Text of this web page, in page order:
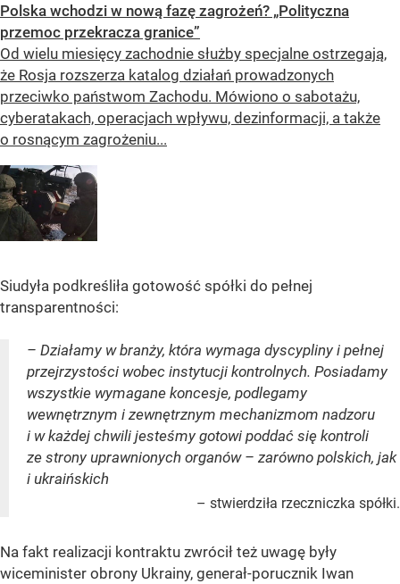
Polska wchodzi w nową fazę zagrożeń? „Polityczna
przemoc przekracza granice”
Od wielu miesięcy zachodnie służby specjalne ostrzegają,
że Rosja rozszerza katalog działań prowadzonych
przeciwko państwom Zachodu. Mówiono o sabotażu,
cyberatakach, operacjach wpływu, dezinformacji, a także
o rosnącym zagrożeniu...
Siudyła podkreśliła gotowość spółki do pełnej
transparentności:
– Działamy w branży, która wymaga dyscypliny i pełnej
przejrzystości wobec instytucji kontrolnych. Posiadamy
wszystkie wymagane koncesje, podlegamy
wewnętrznym i zewnętrznym mechanizmom nadzoru
i w każdej chwili jesteśmy gotowi poddać się kontroli
ze strony uprawnionych organów – zarówno polskich, jak
i ukraińskich
– stwierdziła rzeczniczka spółki.
Na fakt realizacji kontraktu zwrócił też uwagę były
wiceminister obrony Ukrainy, generał-porucznik Iwan